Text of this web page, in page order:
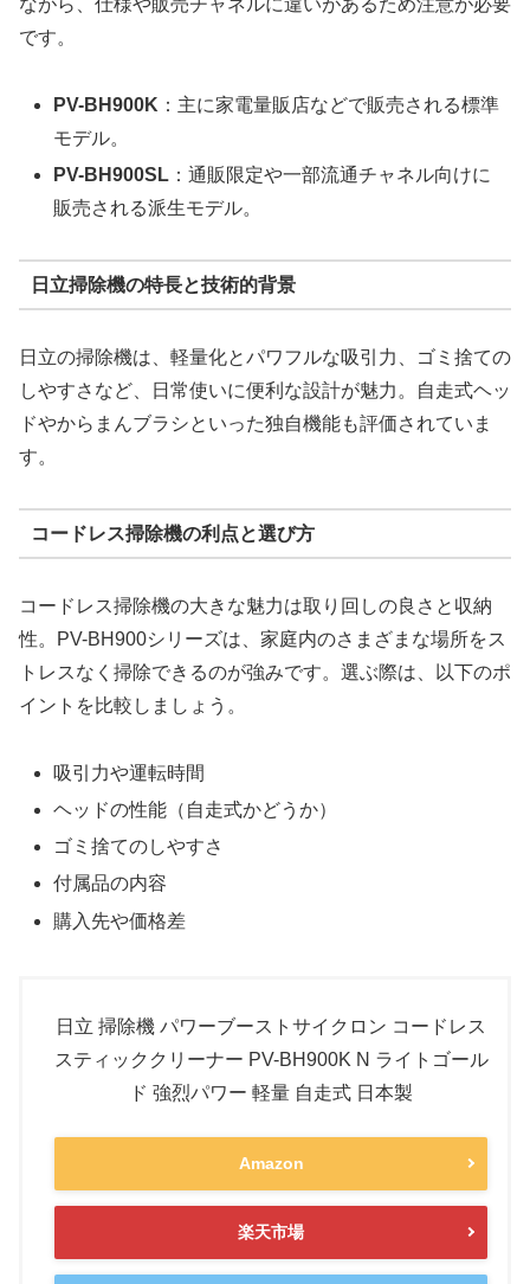
ながら、仕様や販売チャネルに違いがあるため注意が必要
です。
PV-BH900K ：主に家電量販店などで販売される標準
モデル。
PV-BH900SL ：通販限定や一部流通チャネル向けに
販売される派生モデル。
日立掃除機の特長と技術的背景
日立の掃除機は、軽量化とパワフルな吸引力、ゴミ捨ての
しやすさなど、日常使いに便利な設計が魅力。自走式ヘッ
ドやからまんブラシといった独自機能も評価されていま
す。
コードレス掃除機の利点と選び方
コードレス掃除機の大きな魅力は取り回しの良さと収納
性。PV-BH900シリーズは、家庭内のさまざまな場所をス
トレスなく掃除できるのが強みです。選ぶ際は、以下のポ
イントを比較しましょう。
吸引力や運転時間
ヘッドの性能（自走式かどうか）
ゴミ捨てのしやすさ
付属品の内容
購入先や価格差
日立 掃除機 パワーブーストサイクロン コードレス
スティッククリーナー PV-BH900K N ライトゴール
ド 強烈パワー 軽量 自走式 日本製
Amazon
楽天市場